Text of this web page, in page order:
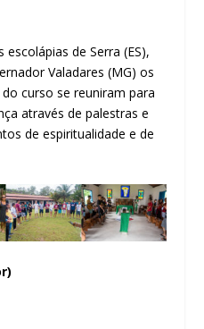
de Serra (ES),
Valadares (MG) os
curso se reuniram para
através de palestras e
de espiritualidade e de